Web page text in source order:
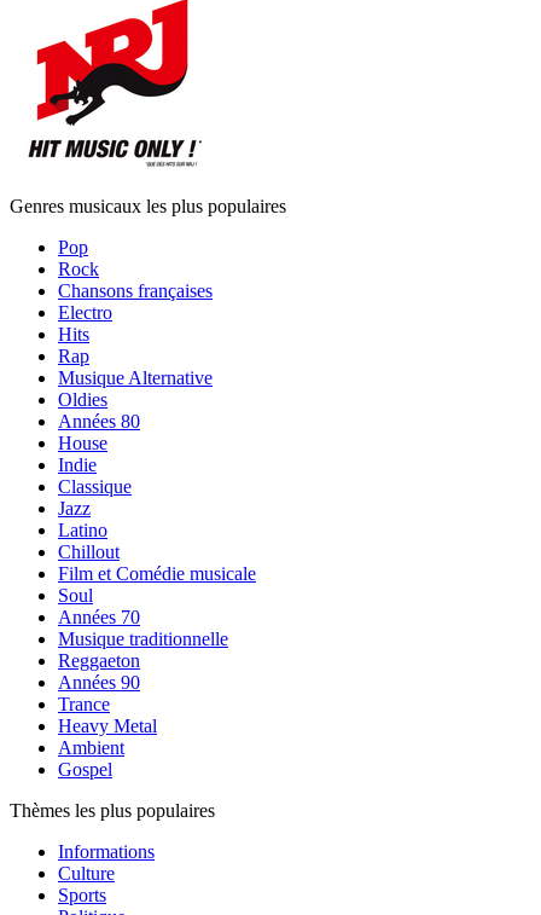
Genres musicaux les plus populaires
Pop
Rock
Chansons françaises
Electro
Hits
Rap
Musique Alternative
Oldies
Années 80
House
Indie
Classique
Jazz
Latino
Chillout
Film et Comédie musicale
Soul
Années 70
Musique traditionnelle
Reggaeton
Années 90
Trance
Heavy Metal
Ambient
Gospel
Thèmes les plus populaires
Informations
Culture
Sports